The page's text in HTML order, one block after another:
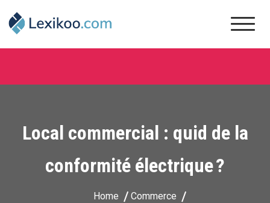
Lexikoo
Local commercial : quid de la
conformité électrique ?
Home Commerce